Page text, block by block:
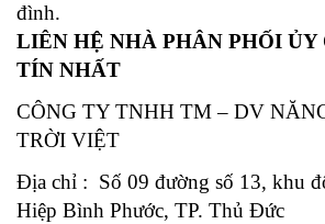
đình.
LIÊN HỆ NHÀ PHÂN PHỐI ỦY
TÍN NHẤT
CÔNG TY TNHH TM – DV
TRỜI VIỆT
Địa chỉ : Số 09 đường số 13, khu
Hiệp Bình Phước, TP. Thủ Đức